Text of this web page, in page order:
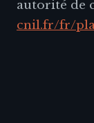
autorité de
cnil.fr/fr/